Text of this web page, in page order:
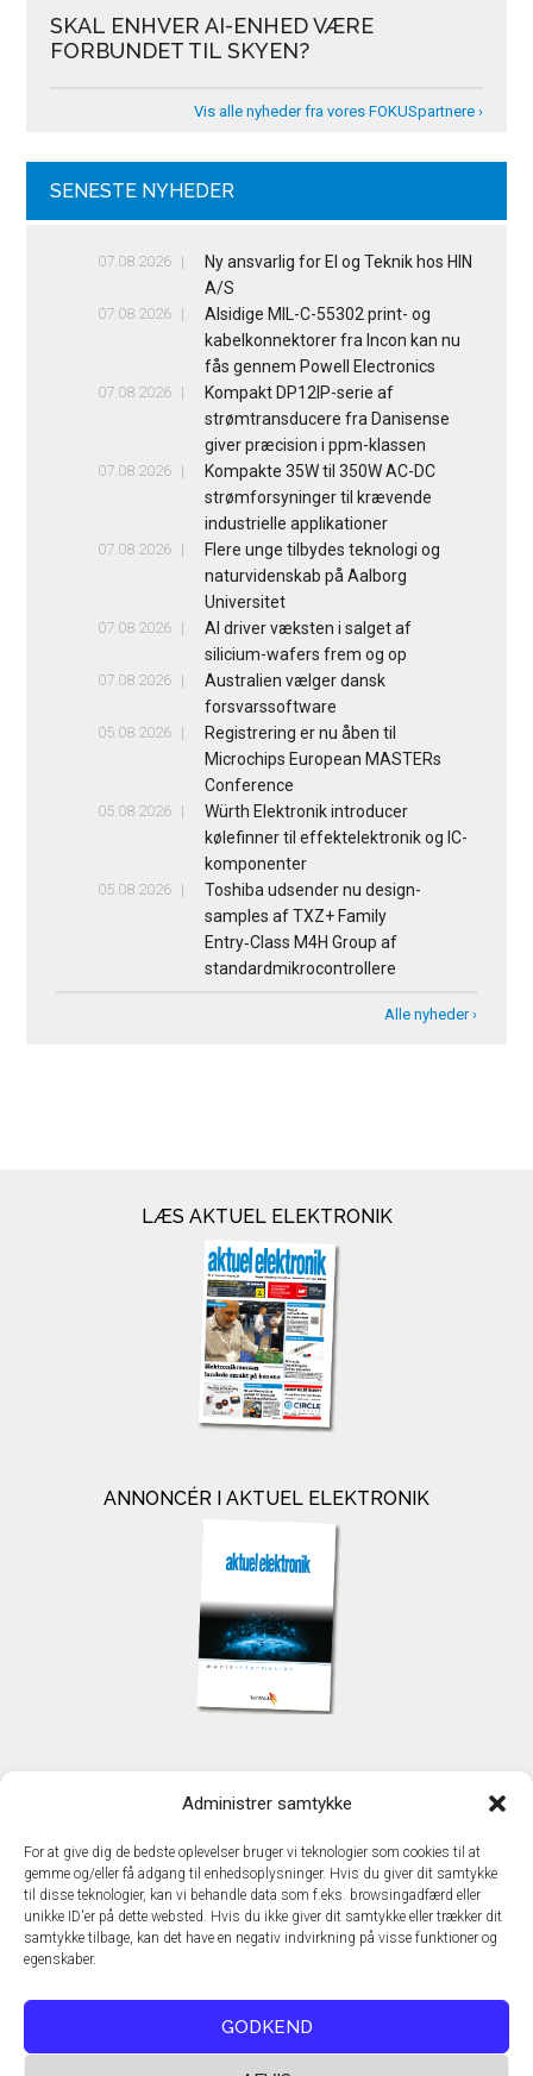
Administrer samtykke
For at give dig de bedste oplevelser bruger vi teknologier som cookies til at
gemme og/eller få adgang til enhedsoplysninger. Hvis du giver dit samtykke
til disse teknologier, kan vi behandle data som f.eks. browsingadfærd eller
unikke ID'er på dette websted. Hvis du ikke giver dit samtykke eller trækker dit
samtykke tilbage, kan det have en negativ indvirkning på visse funktioner og
egenskaber.
GODKEND
SKAL ENHVER AI-ENHED VÆRE
FORBUNDET TIL SKYEN?
Vis alle nyheder fra vores FOKUSpartnere ›
SENESTE NYHEDER
07.08.2026
Ny ansvarlig for El og Teknik hos HIN
A/S
07.08.2026
Alsidige MIL-C-55302 print- og
kabelkonnektorer fra Incon kan nu
fås gennem Powell Electronics
07.08.2026
Kompakt DP12IP-serie af
strømtransducere fra Danisense
giver præcision i ppm-klassen
07.08.2026
Kompakte 35W til 350W AC-DC
strømforsyninger til krævende
industrielle applikationer
07.08.2026
Flere unge tilbydes teknologi og
naturvidenskab på Aalborg
Universitet
07.08.2026
AI driver væksten i salget af
silicium-wafers frem og op
07.08.2026
Australien vælger dansk
forsvarssoftware
05.08.2026
Registrering er nu åben til
Microchips European MASTERs
Conference
05.08.2026
Würth Elektronik introducer
kølefinner til effektelektronik og IC-
komponenter
05.08.2026
Toshiba udsender nu design-
samples af TXZ+ Family
Entry‑Class M4H Group af
standardmikrocontrollere
Alle nyheder ›
LÆS AKTUEL ELEKTRONIK
ANNONCÉR I AKTUEL ELEKTRONIK
TechMedia A/S
DK - 2600 Glostrup
www.techmedia.dk
Telefon: +45 43 24 26 28
E-mail:info@techmedia.dk